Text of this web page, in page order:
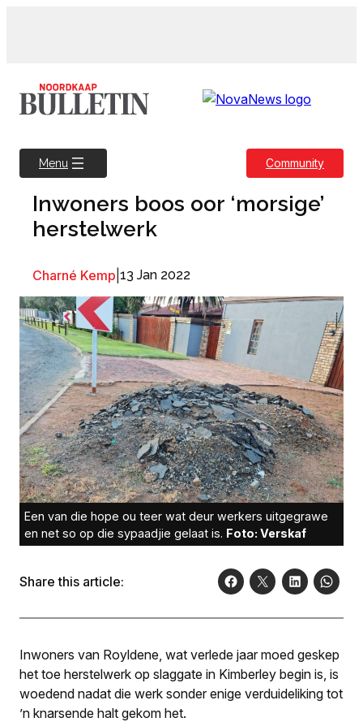
Menu Community
Inwoners boos oor ‘morsige’
herstelwerk
Charné Kemp 13 Jan 2022
Een van die hope ou teer wat deur werkers uitgegrawe
en net so op die sypaadjie gelaat is. Foto: Verskaf
Share this article:
Inwoners van Royldene, wat verlede jaar moed geskep
het toe herstel­werk op slaggate in Kimberley begin is, is
woedend nadat die werk sonder enige verduideliking tot
’n knarsende halt gekom het.